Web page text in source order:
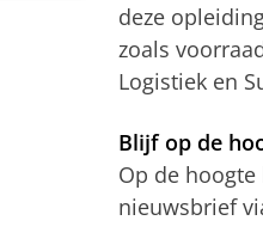
deze
zoals
Logistiek en
Blijf op de
Op de
nieuwsbrief